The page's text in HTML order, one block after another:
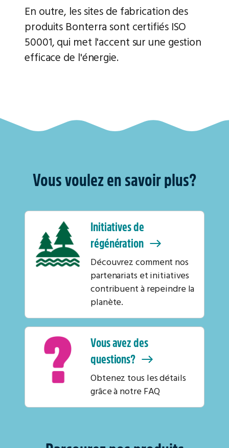
En outre, les sites de fabrication des
produits Bonterra sont certifiés ISO
50001, qui met l'accent sur une gestion
efficace de l'énergie.
Vous voulez en savoir plus?
Initiatives de
régénération
Découvrez comment nos
partenariats et initiatives
contribuent à repeindre la
planète.
Vous avez des
questions?
Obtenez tous les détails
grâce à notre FAQ